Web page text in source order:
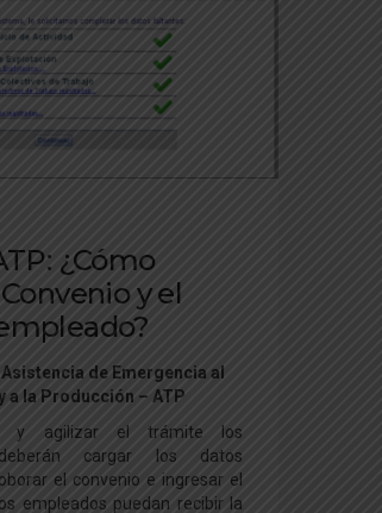
¿Cómo
y el
de Emergencia al
a la Producción – ATP
y agilizar el trámite los
cargar los datos
el convenio e ingresar el
empleados puedan recibir la